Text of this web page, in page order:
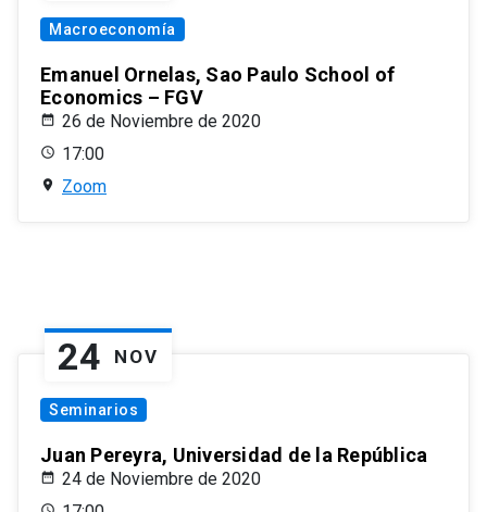
Macroeconomía
Emanuel Ornelas, Sao Paulo School of
Economics – FGV
26 de Noviembre de 2020
17:00
Zoom
24 NOV
Seminarios
Juan Pereyra, Universidad de la República
24 de Noviembre de 2020